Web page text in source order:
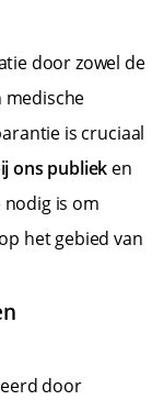
door zowel de
medische
is cruciaal
ons publiek en
is om
het gebied van
door